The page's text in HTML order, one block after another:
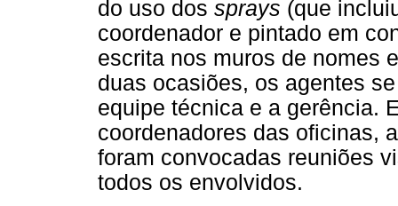
do uso dos sprays (que
coordenador e pintado em
escrita nos muros de nomes
duas ocasiões, os agentes
equipe técnica e a gerência.
coordenadores das oficinas,
foram convocadas reuniões
todos os envolvidos.